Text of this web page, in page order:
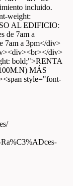
incluido.
weight:
AL EDIFICIO:
de 7am a
7am a 3pm</div>
div>
bold;">RENTA
MÁS
style="font-